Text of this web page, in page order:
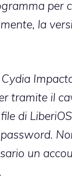
per
la
tramite il
di
un